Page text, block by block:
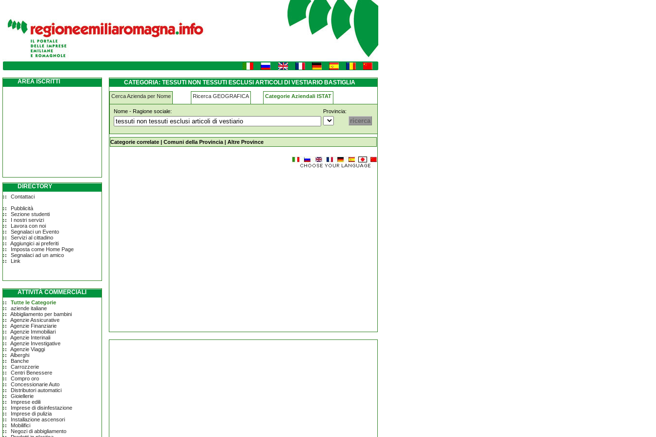
tessuti-non-tessuti-esclusi-articoli-di-vestiario bastiglia
AREA ISCRITTI
DIRECTORY
Contattaci
Pubblicità
Sezione studenti
I nostri servizi
Lavora con noi
Segnalaci un Evento
Servizi al cittadino
Aggiungici ai preferiti
Imposta come Home Page
Segnalaci ad un amico
Link
ATTIVITÀ COMMERCIALI
Tutte le Categorie
aziende italiane
Abbigliamento per bambini
Agenzie Assicurative
Agenzie Finanziarie
Agenzie Immobiliari
Agenzie Interinali
Agenzie Investigative
Agenzie Viaggi
Alberghi
Banche
Carrozzerie
Centri Benessere
Compro oro
Concessionarie Auto
Distributori automatici
Gioiellerie
Imprese edili
Imprese di disinfestazione
Imprese di pulizia
Installazione ascensori
Mobilifici
Negozi di abbigliamento
CATEGORIA: TESSUTI NON TESSUTI ESCLUSI ARTICOLI DI VESTIARIO BASTIGLIA
Cerca Azienda per Nome Ricerca GEOGRAFICA Categorie Aziendali ISTAT
Nome - Ragione sociale: Provincia:
tessuti-non-tessuti-esclusi-articoli-di-vestiario bastiglia
Categorie correlate | Comuni della Provincia | Altre Province